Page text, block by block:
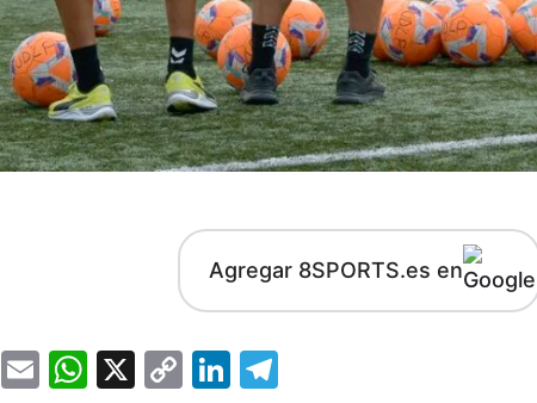
Agregar 8SPORTS.es en
Facebook
EmailWhatsApp
X
CopyLinkedIn